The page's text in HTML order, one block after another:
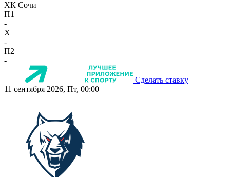
ХК Сочи
П1
-
X
-
П2
-
Сделать ставку
11 сентября 2026, Пт, 00:00